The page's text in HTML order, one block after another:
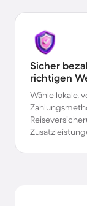
Sicher
richtigen
Wähle lokale,